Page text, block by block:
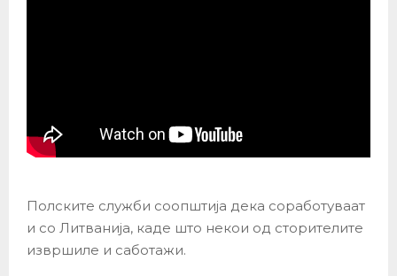
Полските служби соопштија дека соработуваат
и со Литванија, каде што некои од сторителите
извршиле и саботажи.